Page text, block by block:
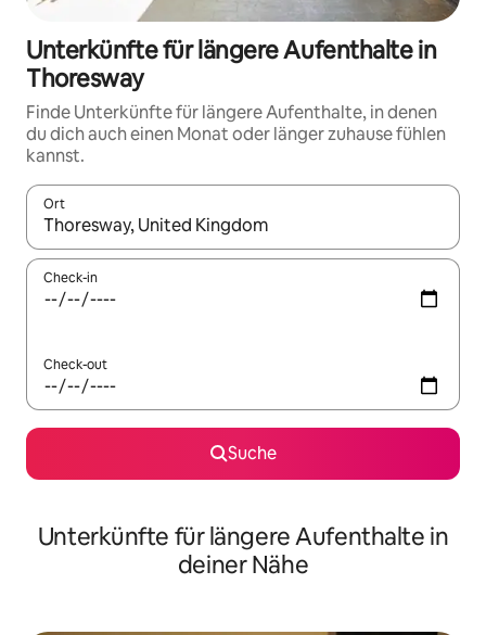
Unterkünfte für längere Aufenthalte in
Thoresway
Finde Unterkünfte für längere Aufenthalte, in denen
du dich auch einen Monat oder länger zuhause fühlen
kannst.
Ort
Wenn Ergebnisse verfügbar sind, navigiere mit den
Check-in
Check-out
Suche
Unterkünfte für längere Aufenthalte in
deiner Nähe